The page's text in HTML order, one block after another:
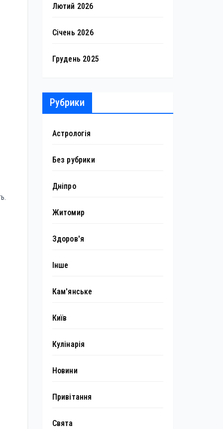
Лютий 2026
Січень 2026
Грудень 2025
Рубрики
Астрологія
Без рубрики
Дніпро
Житомир
Здоров'я
Інше
Кам'янське
Київ
Кулінарія
Новини
Привітання
Свята